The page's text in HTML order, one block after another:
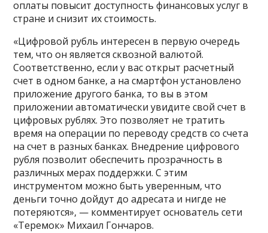
оплаты повысит доступность финансовых услуг в
стране и снизит их стоимость.
«Цифровой рубль интересен в первую очередь
тем, что он является сквозной валютой.
Соответственно, если у вас открыт расчетный
счет в одном банке, а на смартфон установлено
приложение другого банка, то вы в этом
приложении автоматически увидите свой счет в
цифровых рублях. Это позволяет не тратить
время на операции по переводу средств со счета
на счет в разных банках. Внедрение цифрового
рубля позволит обеспечить прозрачность в
различных мерах поддержки. С этим
инструментом можно быть уверенным, что
деньги точно дойдут до адресата и нигде не
потеряются», — комментирует основатель сети
«Теремок» Михаил Гончаров.